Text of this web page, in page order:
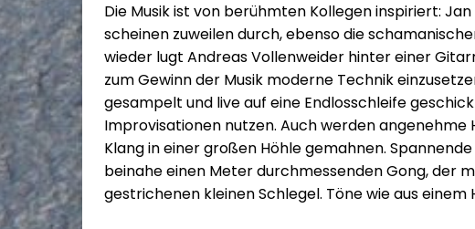
Die Musik ist von berühmten Kollegen inspiriert:
scheinen zuweilen durch, ebenso die
wieder lugt Andreas Vollenweider hinter einer
zum Gewinn der Musik moderne Technik
gesampelt und live auf eine Endlosschleife
Improvisationen nutzen. Auch werden angenehme
Klang in einer großen Höhle gemahnen.
beinahe einen Meter durchmessenden Gong, der
gestrichenen kleinen Schlegel. Töne wie aus